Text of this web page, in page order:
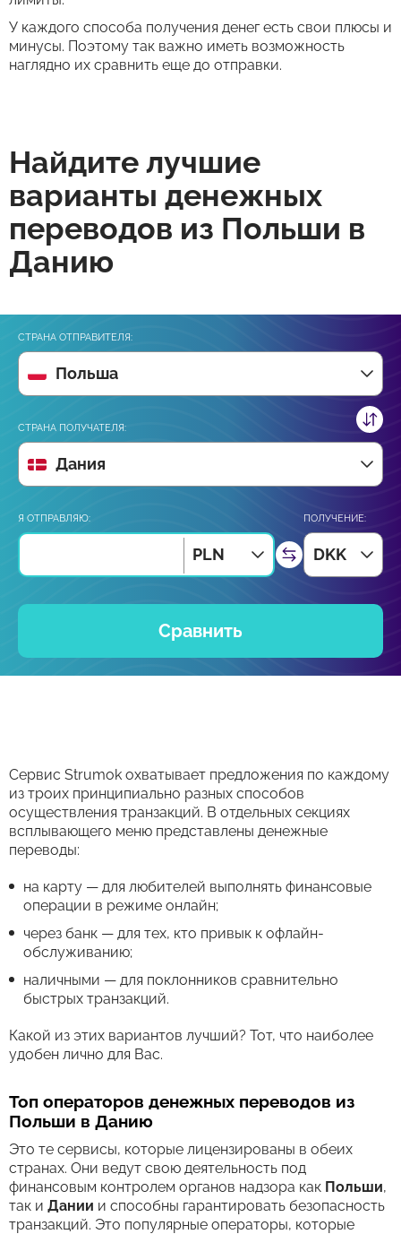
У каждого способа получения денег есть свои плюсы и
минусы. Поэтому так важно иметь возможность
наглядно их сравнить еще до отправки.
Найдите лучшие
варианты денежных
переводов из Польши в
Данию
СТРАНА ОТПРАВИТЕЛЯ:
Польша
СТРАНА ПОЛУЧАТЕЛЯ:
Дания
Я ОТПРАВЛЯЮ:
PLN
ПОЛУЧЕНИЕ:
DKK
Сравнить
Сервис Strumok охватывает предложения по каждому
из троих принципиально разных способов
осуществления транзакций. В отдельных секциях
всплывающего меню представлены денежные
переводы:
на карту — для любителей выполнять финансовые
операции в режиме онлайн;
через банк — для тех, кто привык к офлайн-
обслуживанию;
наличными — для поклонников сравнительно
быстрых транзакций.
Какой из этих вариантов лучший? Тот, что наиболее
удобен лично для Вас.
Топ операторов денежных переводов из
Польши в Данию
Это те сервисы, которые лицензированы в обеих
странах. Они ведут свою деятельность под
финансовым контролем органов надзора как Польши,
так и Дании и способны гарантировать безопасность
транзакций. Это популярные операторы, которые